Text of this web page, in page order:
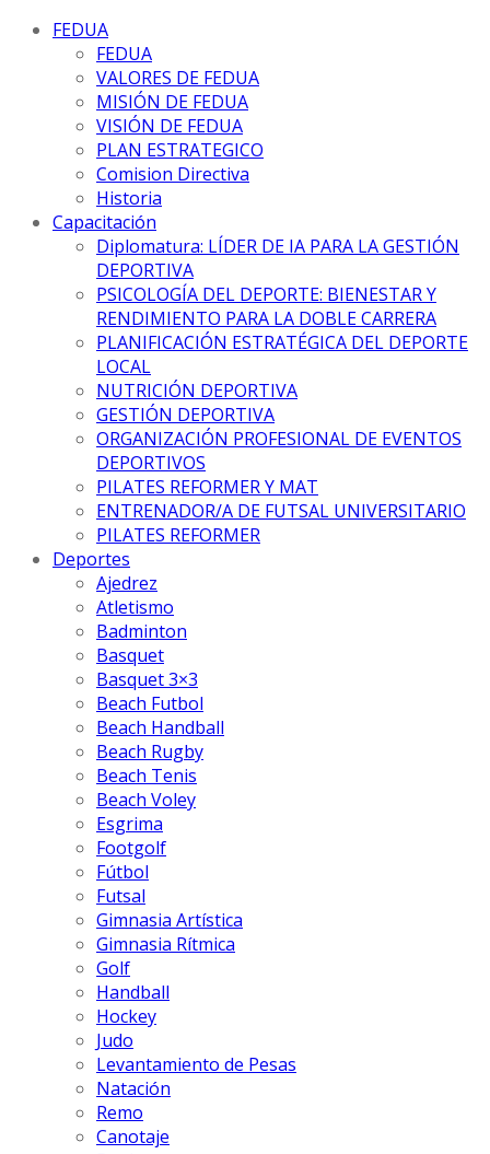
FEDUA
FEDUA
VALORES DE FEDUA
MISIÓN DE FEDUA
VISIÓN DE FEDUA
PLAN ESTRATEGICO
Comision Directiva
Historia
Capacitación
Diplomatura: LÍDER DE IA PARA LA GESTIÓN
DEPORTIVA
PSICOLOGÍA DEL DEPORTE: BIENESTAR Y
RENDIMIENTO PARA LA DOBLE CARRERA
PLANIFICACIÓN ESTRATÉGICA DEL DEPORTE
LOCAL
NUTRICIÓN DEPORTIVA
GESTIÓN DEPORTIVA
ORGANIZACIÓN PROFESIONAL DE EVENTOS
DEPORTIVOS
PILATES REFORMER Y MAT
ENTRENADOR/A DE FUTSAL UNIVERSITARIO
PILATES REFORMER
Deportes
Ajedrez
Atletismo
Badminton
Basquet
Basquet 3×3
Beach Futbol
Beach Handball
Beach Rugby
Beach Tenis
Beach Voley
Esgrima
Footgolf
Fútbol
Futsal
Gimnasia Artística
Gimnasia Rítmica
Golf
Handball
Hockey
Judo
Levantamiento de Pesas
Natación
Remo
Canotaje